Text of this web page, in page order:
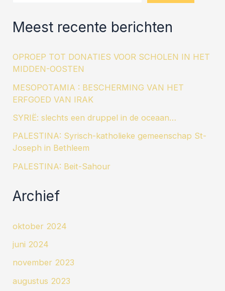
Meest recente berichten
OPROEP TOT DONATIES VOOR SCHOLEN IN HET
MIDDEN-OOSTEN
MESOPOTAMIA : BESCHERMING VAN HET
ERFGOED VAN IRAK
SYRIË: slechts een druppel in de oceaan…
PALESTINA: Syrisch-katholieke gemeenschap St-
Joseph in Bethleem
PALESTINA: Beit-Sahour
Archief
oktober 2024
juni 2024
november 2023
augustus 2023